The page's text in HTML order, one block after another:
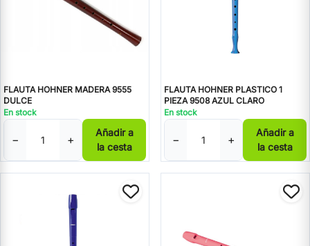
FLAUTA HOHNER MADERA 9555
DULCE
En stock
− +
Añadir a
la cesta
FLAUTA HOHNER PLASTICO 1
PIEZA 9508 AZUL CLARO
En stock
− +
Añadir a
la cesta